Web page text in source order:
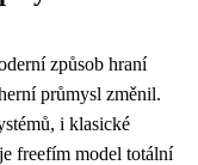
způsob hraní
průmysl změnil.
, i klasické
freefím model totální